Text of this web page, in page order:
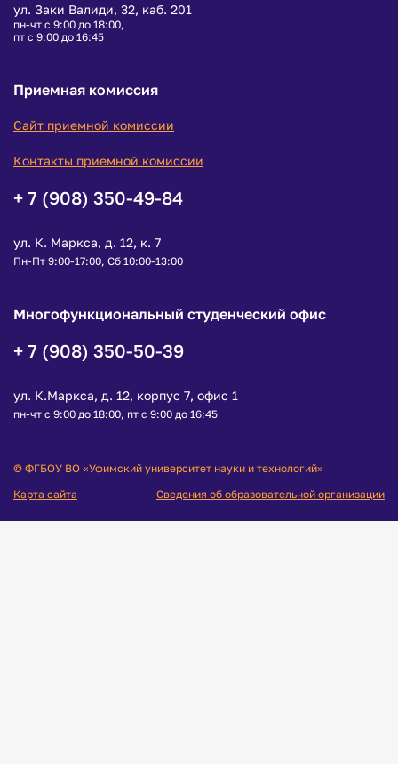
ул. Заки Валиди, 32, каб. 201
пн-чт с 9:00 до 18:00,
пт с 9:00 до 16:45
Приемная комиссия
Сайт приемной комиссии
Контакты приемной комиссии
+ 7 (908) 350-49-84
ул. К. Маркса, д. 12, к. 7
Пн-Пт 9:00-17:00, Сб 10:00-13:00
Многофункциональный студенческий офис
+ 7 (908) 350-50-39
ул. К.Маркса, д. 12, корпус 7, офис 1
пн-чт с 9:00 до 18:00, пт с 9:00 до 16:45
© ФГБОУ ВО «Уфимский университет науки и технологий»
Карта сайта
Сведения об образовательной организации